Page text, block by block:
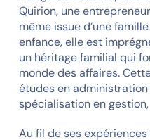
Quirion, une
même issue d’une
enfance, elle est
un héritage familial qui
monde des affaires.
études en
spécialisation en gestion,
Au fil de ses